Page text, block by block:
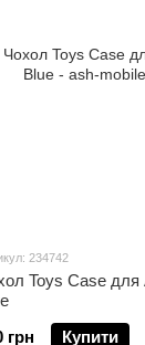
234742
Toys Case
грн
Купити